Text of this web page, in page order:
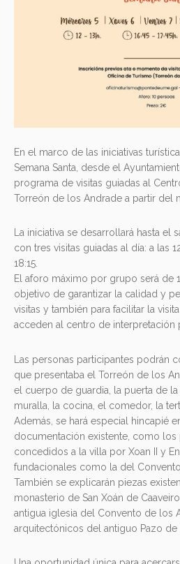
En el marco de las iniciativas
Semana Santa, desde el
programa de visitas guiadas al
Torreón de los Andrade a partir del
La iniciativa se desarrollará hasta el
con tres visitas guiadas al día: a las
18:15.
El aforo máximo por grupo será de
objetivo de garantizar la calidad y
visitas y también para facilitar la
acceden al centro de
Las personas participantes podrán
que presentaba el Torreón de los
el cuerpo de guardia, la puerta de
muralla, la cocina, el comedor, la
Además, se hará especial hincapié
documentación existente, como los
concedidos a la villa por Xoan II y
fundacionales como la del
También se explicarán piezas
monasterio de San Xoán de
antigua iglesia del Convento de los
arquitectónicos del antiguo Pazo de